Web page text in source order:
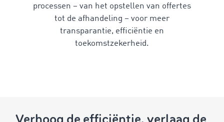
processen – van het opstellen van offertes
tot de afhandeling – voor meer
transparantie, efficiëntie en
toekomstzekerheid.